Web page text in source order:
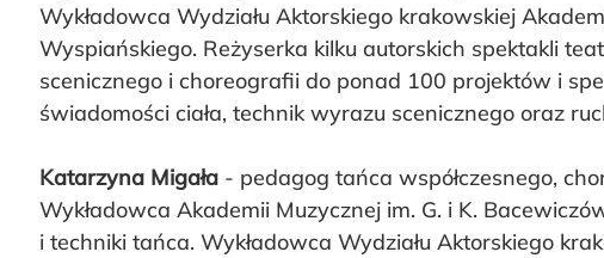
Wykładowca Wydziału Aktorskiego krakowskiej
Wyspiańskiego. Reżyserka kilku autorskich spektakli
scenicznego i choreografii do ponad 100 projektów i
świadomości ciała, technik wyrazu scenicznego oraz
Katarzyna Migała - pedagog tańca współczesnego,
Wykładowca Akademii Muzycznej im. G. i K.
i techniki tańca. Wykładowca Wydziału Aktorskiego